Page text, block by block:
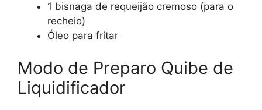
1 bisnaga de requeijão cremoso (para o
recheio)
Óleo para fritar
Modo de Preparo Quibe de
Liquidificador